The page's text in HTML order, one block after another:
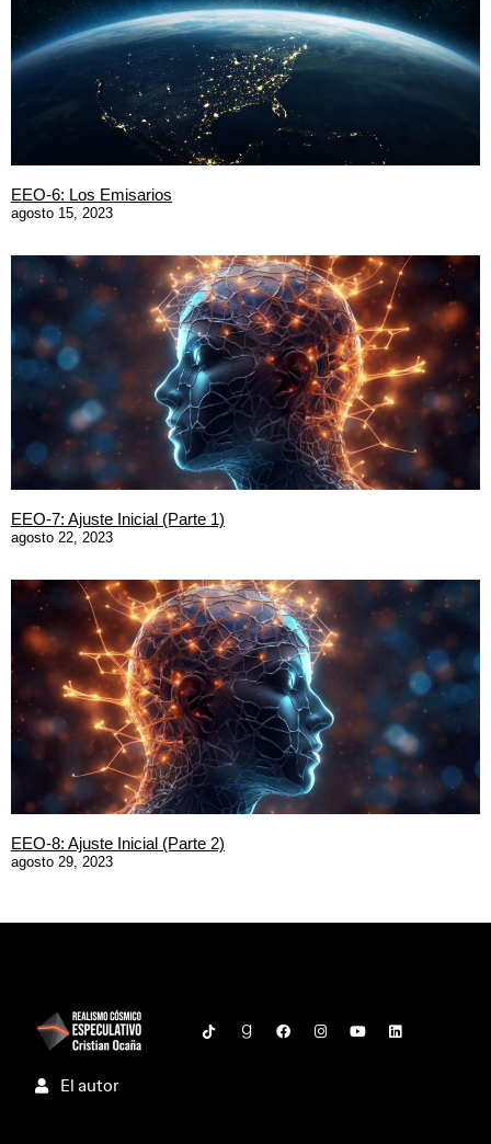
EEO-6: Los Emisarios
agosto 15, 2023
EEO-7: Ajuste Inicial (Parte 1)
agosto 22, 2023
EEO-8: Ajuste Inicial (Parte 2)
agosto 29, 2023
El autor